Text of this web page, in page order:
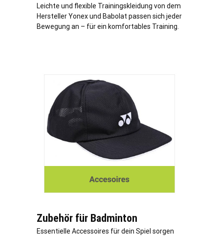
Leichte und flexible Trainingskleidung von dem
Hersteller Yonex und Babolat passen sich jeder
Bewegung an – für ein komfortables Training.
Zubehör für Badminton
Essentielle Accessoires für dein Spiel sorgen